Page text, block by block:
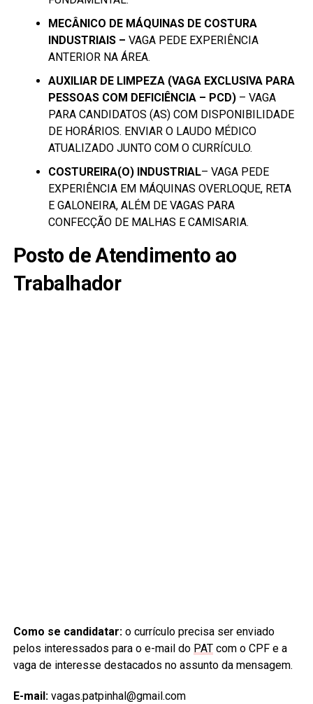
MECÂNICO DE MÁQUINAS DE COSTURA
INDUSTRIAIS – VAGA PEDE EXPERIÊNCIA
ANTERIOR NA ÁREA.
AUXILIAR DE LIMPEZA (VAGA EXCLUSIVA PARA
PESSOAS COM DEFICIÊNCIA – PCD)– VAGA
PARA CANDIDATOS (AS) COM DISPONIBILIDADE
DE HORÁRIOS. ENVIAR O LAUDO MÉDICO
ATUALIZADO JUNTO COM O CURRÍCULO.
COSTUREIRA(O) INDUSTRIAL– VAGA PEDE
EXPERIÊNCIA EM MÁQUINAS OVERLOQUE, RETA
E GALONEIRA, ALÉM DE VAGAS PARA
CONFECÇÃO DE MALHAS E CAMISARIA.
Posto de Atendimento ao
Trabalhador
Como se candidatar: o currículo precisa ser enviado
pelos interessados para o e-mail do PATcom o CPF e a
vaga de interesse destacados no assunto da mensagem.
E-mail: vagas.patpinhal@gmail.com